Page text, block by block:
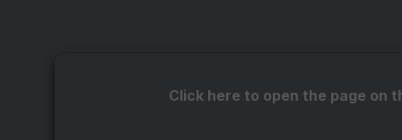
Click here to open the page on